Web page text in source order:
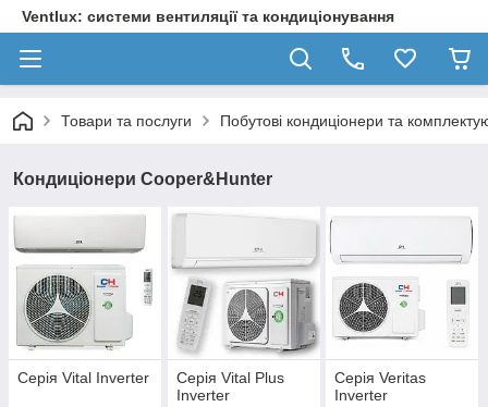
Ventlux: системи вентиляції та кондиціонування
Товари та послуги Побутові кондиціонери та
Кондиціонери Cooper&Hunter
Серія Vital Inverter
Серія Vital Plus
Inverter
Серія Veritas
Inverter